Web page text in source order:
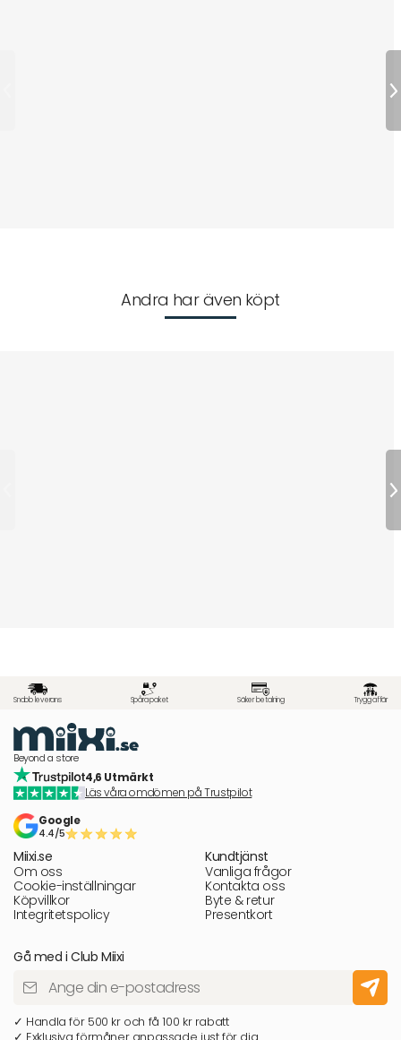
Andra har även köpt
Snabb leverans Spåra paket Säker betalning Trygg affär
Beyond a store
4,6 Utmärkt
Läs våra omdömen på Trustpilot
Google
4.4/5
Miixi.se
Om oss
Cookie-inställningar
Köpvillkor
Integritetspolicy
Kundtjänst
Vanliga frågor
Kontakta oss
Byte & retur
Presentkort
Gå med i Club Miixi
✓ Handla för 500 kr och få 100 kr rabatt